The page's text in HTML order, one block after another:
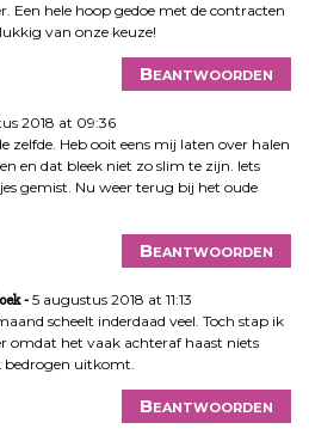
Een hele hoop gedoe met de contracten
van onze keuze!
Beantwoorden
2018 at 09:36
zelfde. Heb ooit eens mij laten over halen
en dat bleek niet zo slim te zijn. Iets
gemist. Nu weer terug bij het oude
Beantwoorden
5 augustus 2018 at 11:13
scheelt inderdaad veel. Toch stap ik
omdat het vaak achteraf haast niets
bedrogen uitkomt.
Beantwoorden